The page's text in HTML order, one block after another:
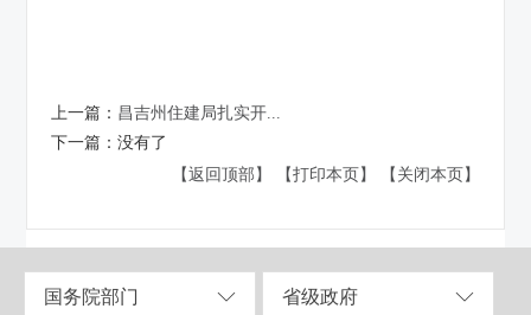
上一篇： 昌吉州住建局扎实开...
下一篇：没有了
【返回顶部】
【打印本页】 【关闭本页】
国务院部门 省级政府